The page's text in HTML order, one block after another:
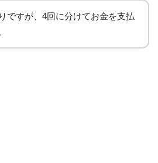
ですが、4回に分けてお金を支払